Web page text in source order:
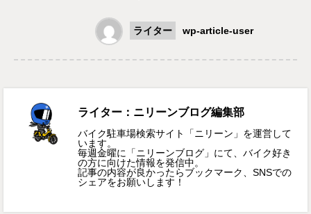
ライター wp-article-user
ライター：ニリーンブログ編集部
バイク駐車場検索サイト「ニリーン」を運営して
います。
毎週金曜に「ニリーンブログ」にて、バイク好き
の方に向けた情報を発信中。
記事の内容が良かったらブックマーク、SNSでの
シェアをお願いします！